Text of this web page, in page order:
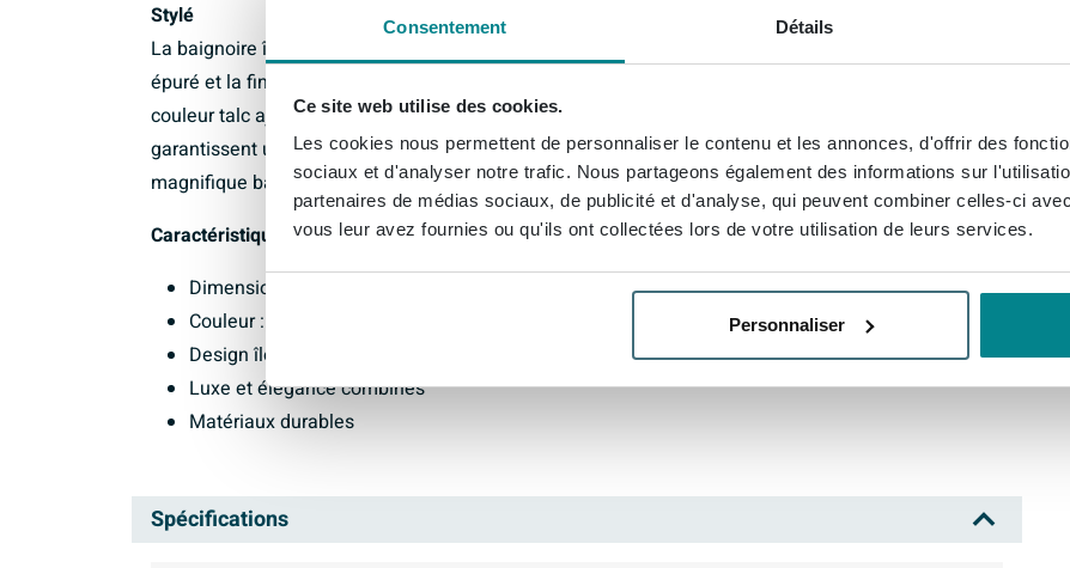
Consentement Détails
Ce site web utilise des cookies.
Les cookies nous permettent de personnaliser le contenu et les annonces, d'offrir des
sociaux et d'analyser notre trafic. Nous partageons également des informations sur
partenaires de médias sociaux, de publicité et d'analyse, qui peuvent combiner celles-ci
vous leur avez fournies ou qu'ils ont collectées lors de votre utilisation de leurs services.
Personnaliser
Stylé
La baignoire îlot MONDIAZ LUNDY combine style et fonctionnalité de manière unique. Le design
épuré et la finition raffinée font de cette baignoire un point focal stylé dans toute salle de bain. La
couleur talc ajoute une touche de douceur à l'espace, tandis que les matériaux durables
garantissent une apparence de haute qualité et durable. Optez pour le style et le confort avec cette
magnifique baignoire.
Caractéristiques :
Dimensions : 170x75cm
Couleur : talc
Design îlot
Luxe et élégance combinés
Matériaux durables
Spécifications